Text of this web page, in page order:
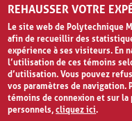
retournera souvent
REHAUSSER VOTRE
Le site web de Polytechnique
afin de recueillir des
expérience à ses visiteurs. En
l’utilisation de ces témoins
d’utilisation. Vous pouvez
vos paramètres de navigation.
témoins de connexion et sur
personnels,cliquez ici.